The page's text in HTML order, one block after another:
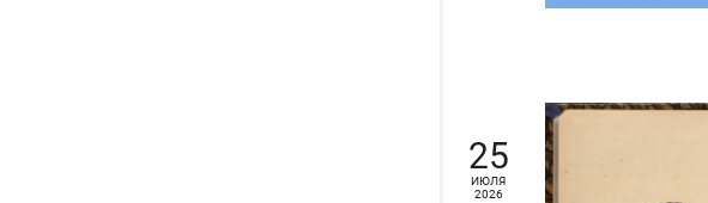
25
ИЮЛЯ
2026